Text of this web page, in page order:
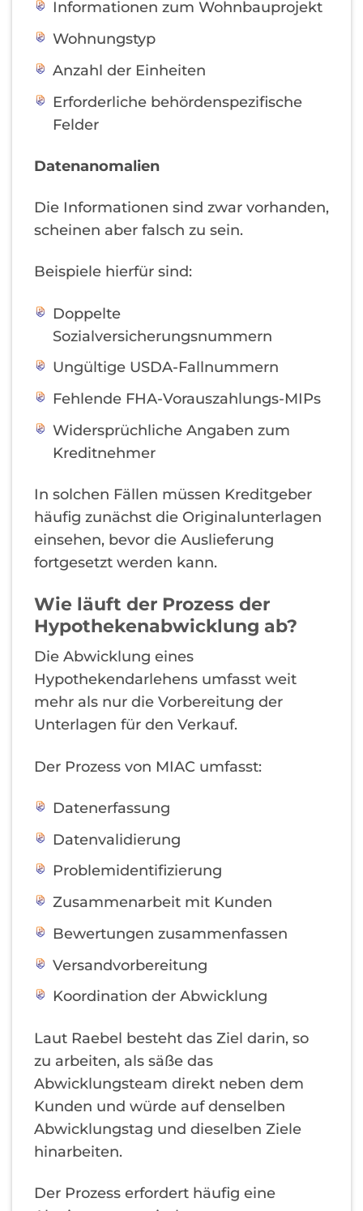
Informationen zum Wohnbauprojekt
Wohnungstyp
Anzahl der Einheiten
Erforderliche behördenspezifische
Felder
Datenanomalien
Die Informationen sind zwar vorhanden,
scheinen aber falsch zu sein.
Beispiele hierfür sind:
Doppelte
Sozialversicherungsnummern
Ungültige USDA-Fallnummern
Fehlende FHA-Vorauszahlungs-MIPs
Widersprüchliche Angaben zum
Kreditnehmer
In solchen Fällen müssen Kreditgeber
häufig zunächst die Originalunterlagen
einsehen, bevor die Auslieferung
fortgesetzt werden kann.
Wie läuft der Prozess der
Hypothekenabwicklung ab?
Die Abwicklung eines
Hypothekendarlehens umfasst weit
mehr als nur die Vorbereitung der
Unterlagen für den Verkauf.
Der Prozess von MIAC umfasst:
Datenerfassung
Datenvalidierung
Problemidentifizierung
Zusammenarbeit mit Kunden
Bewertungen zusammenfassen
Versandvorbereitung
Koordination der Abwicklung
Laut Raebel besteht das Ziel darin, so
zu arbeiten, als säße das
Abwicklungsteam direkt neben dem
Kunden und würde auf denselben
Abwicklungstag und dieselben Ziele
hinarbeiten.
Der Prozess erfordert häufig eine